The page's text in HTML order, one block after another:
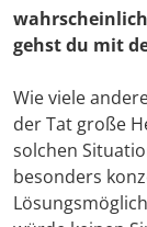
gehst du mit
Wie viele
der Tat große
solchen
besonders